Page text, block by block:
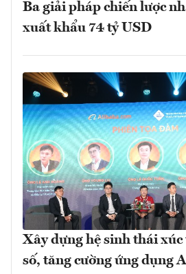
Ba giải pháp chiến lược
xuất khẩu 74 tỷ USD
Xây dựng hệ sinh thái
số, tăng cường ứng dụng